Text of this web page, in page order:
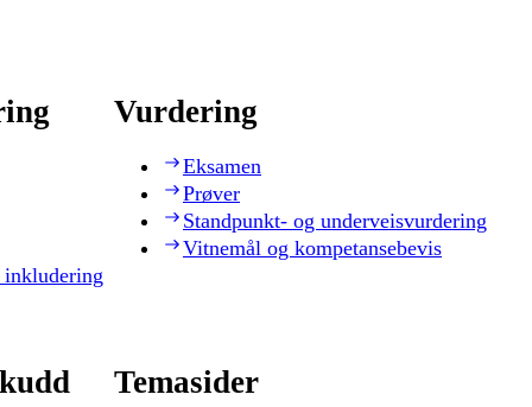
Vurdering
Eksamen
Prøver
Standpunkt- og underveisvurdering
Vitnemål og kompetansebevis
Temasider